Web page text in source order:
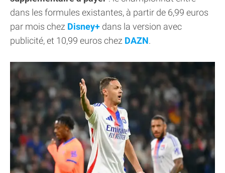
dans les formules existantes, à partir de 6,99 euros
par mois chez Disney+ dans la version avec
publicité, et 10,99 euros chez DAZN.